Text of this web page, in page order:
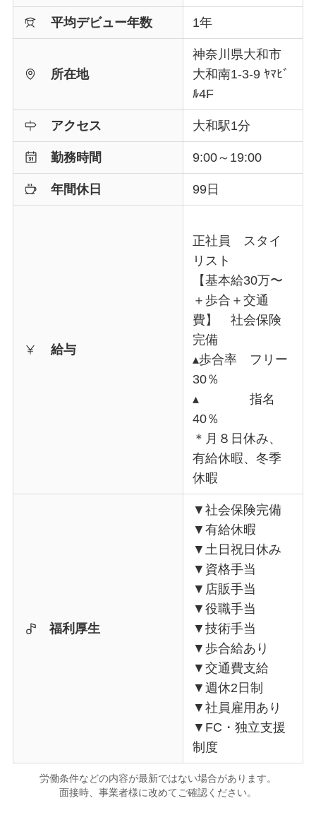
平均デビュー年数 1年
所在地
神奈川県大和市
大和南1-3-9 ﾔﾏﾋﾞ
ﾙ4F
アクセス 大和駅1分
勤務時間 9:00～19:00
年間休日 99日
給与
正社員 スタイ
リスト
【基本給30万〜
＋歩合＋交通
費】 社会保険
完備
▴歩合率 フリー
30％
▴ 指名
40％
＊月８日休み、
有給休暇、冬季
休暇
福利厚生
▼社会保険完備
▼有給休暇
▼土日祝日休み
▼資格手当
▼店販手当
▼役職手当
▼技術手当
▼歩合給あり
▼交通費支給
▼週休2日制
▼社員雇用あり
▼FC・独立支援
制度
労働条件などの内容が最新ではない場合があります。
面接時、事業者様に改めてご確認ください。